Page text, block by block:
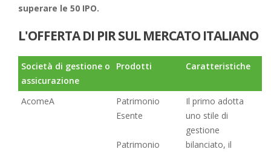
superare le 50 IPO.
L'OFFERTA DI PIR SUL MERCATO ITALIANO
Società di gestione o
assicurazione
Prodotti Caratteristiche
AcomeA
Patrimonio
Esente
Patrimonio
Il primo adotta
uno stile di
gestione
bilanciato, il